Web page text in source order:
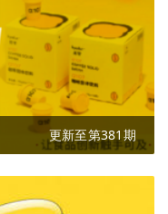
更新至第381期